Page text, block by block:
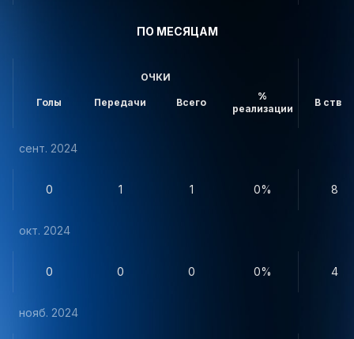
ПО МЕСЯЦАМ
ОЧКИ
Голы Передачи Всего
%
реализации
В створ
сент. 2024
0 1 1 0% 8
окт. 2024
0 0 0 0% 4
нояб. 2024